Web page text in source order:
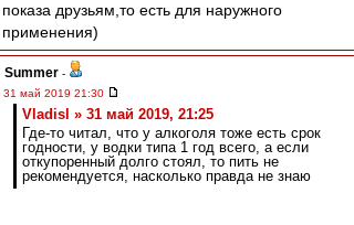
показа друзьям,то есть для наружного
применения)
Summer -
31 май 2019 21:30
Vladisl » 31 май 2019, 21:25
Где-то читал, что у алкоголя тоже есть срок
годности, у водки типа 1 год всего, а если
откупоренный долго стоял, то пить не
рекомендуется, насколько правда не знаю